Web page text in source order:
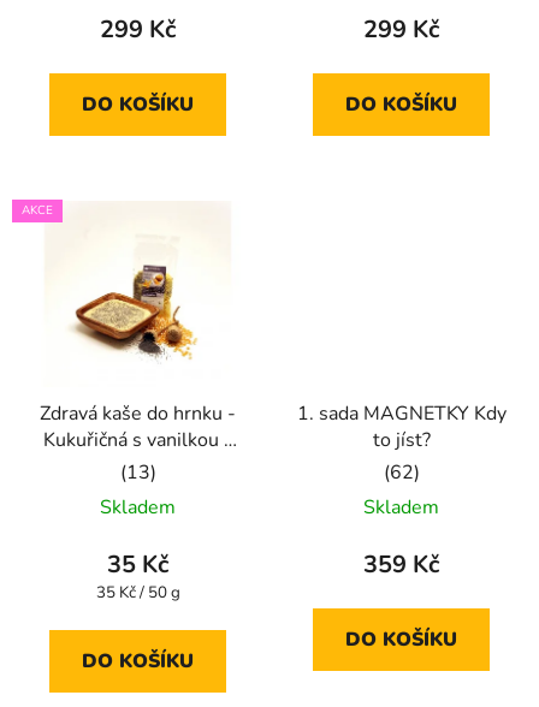
produktu
5,0
z
299 Kč
DO KOŠÍKU
produktu
5,0
z
299 Kč
DO KOŠÍKU
AKCE
Zdravá kaše do hrnku -
Kukuřičná s vanilkou a
mákem
Průměrné
hodnocení
produktu
je
z
Skladem
35 Kč
Měrná
35 Kč / 50 g
DO KOŠÍKU
1. sada MAGNETKY Kdy
to jíst?
Průměrné
hodnocení
produktu
5,0
z
Skladem
359 Kč
DO KOŠÍKU